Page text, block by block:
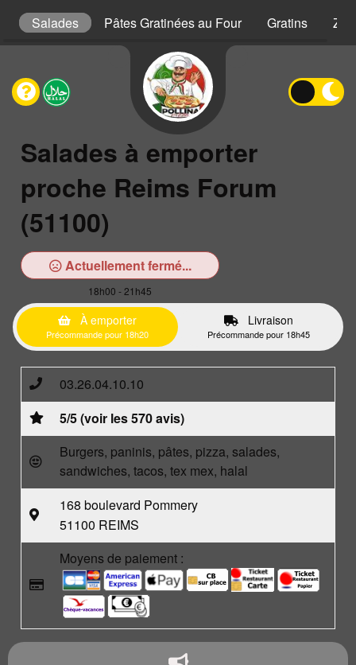
Salades Pâtes Gratinées au Four Gratins
Salades à emporter
proche Reims Forum
(51100)
Actuellement fermé...
18h00 - 21h45
À emporter
Précommande pour 18h20
Livraison
Précommande pour 18h45
03.26.04.10.10
5/5 (voir les 570 avis)
Burgers, paninis, pâtes, pizza, salades,
sandwiches, tacos, tex mex, halal
168 boulevard Pommery
51100 REIMS
Moyens de paiement :